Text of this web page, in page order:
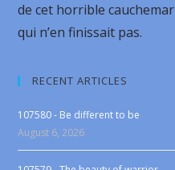
de cet horrible cauchemar
qui n’en finissait pas.
RECENT ARTICLES
107580 - Be different to be
August 6, 2026